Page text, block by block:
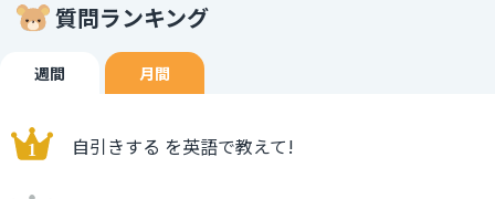
質問ランキング
週間 月間
自引きする を英語で教えて!